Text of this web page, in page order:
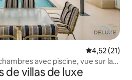
Évaluation
4,52 (21)
avec piscine, vue sur la
de villas de luxe